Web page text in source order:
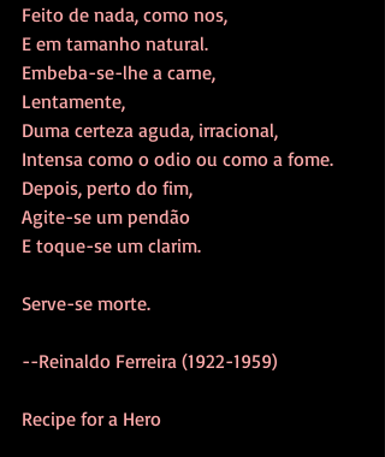
Feito de nada, como nos,
E em tamanho natural.
Embeba-se-lhe a carne,
Lentamente,
Duma certeza aguda, irracional,
Intensa como o odio ou como a fome.
Depois, perto do fim,
Agite-se um pendão
E toque-se um clarim.
Serve-se morte.
--Reinaldo Ferreira (1922-1959)
Recipe for a Hero